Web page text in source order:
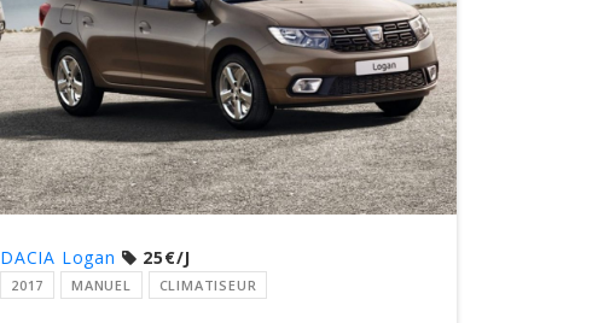
DACIA Logan 25€/J
2017 MANUEL CLIMATISEUR